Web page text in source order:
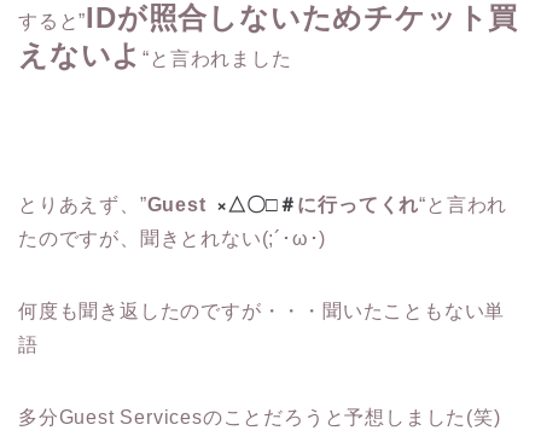
すると”IDが照合しないためチケット買
えないよ“と言われました
とりあえず、”Guest ×△〇□＃ に行ってくれ“と言われ
たのですが、聞きとれない(;´･ω･)
何度も聞き返したのですが・・・聞いたこともない単
語
多分Guest Servicesのことだろうと予想しました(笑)